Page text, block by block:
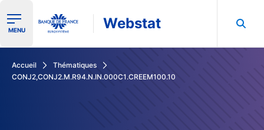
Ouvrir le menu de navigation
MENU Webstat
Accueil
Thématiques
CONJ2,CONJ2.M.R94.N.IN.000C1.CREEM100.10